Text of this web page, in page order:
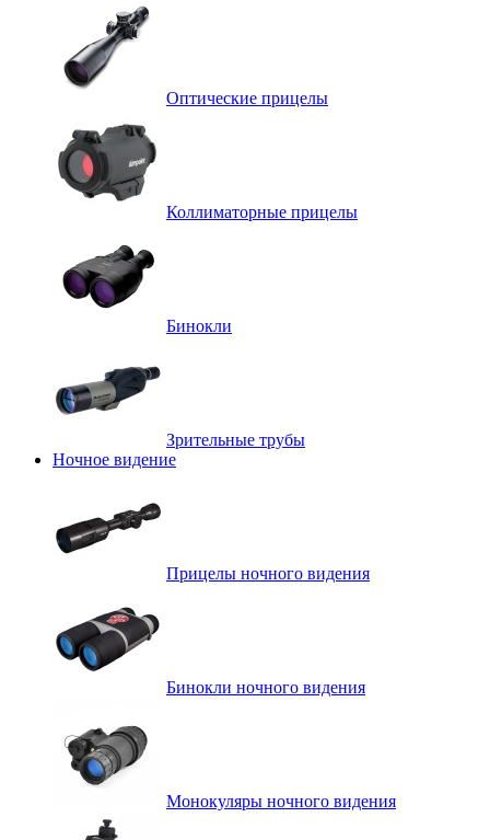
Оптические прицелы
Коллиматорные прицелы
Бинокли
Зрительные трубы
Ночное видение
Прицелы ночного видения
Бинокли ночного видения
Монокуляры ночного видения